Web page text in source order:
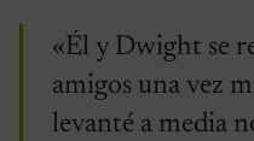
«Él y Dwight se
amigos una vez
levanté a media